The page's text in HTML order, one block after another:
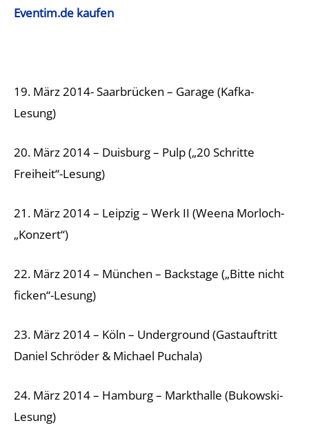
Eventim.de kaufen
19. März 2014- Saarbrücken – Garage (Kafka-
Lesung)
20. März 2014 – Duisburg – Pulp („20 Schritte
Freiheit“-Lesung)
21. März 2014 – Leipzig – Werk II (Weena Morloch-
„Konzert“)
22. März 2014 – München – Backstage („Bitte nicht
ficken“-Lesung)
23. März 2014 – Köln – Underground (Gastauftritt
Daniel Schröder & Michael Puchala)
24. März 2014 – Hamburg – Markthalle (Bukowski-
Lesung)